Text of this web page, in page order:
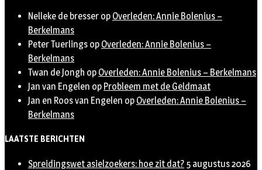
Nelleke de bresser op Overleden: Annie Bolenius –
Berkelmans
Peter Tuerlings op Overleden: Annie Bolenius –
Berkelmans
Twan de Jongh op Overleden: Annie Bolenius – Berkelmans
Jan van Engelen op Probleem met de Geldmaat
Jan en Roos van Engelen op Overleden: Annie Bolenius –
Berkelmans
LAATSTE BERICHTEN
Spreidingswet asielzoekers: hoe zit dat? 5 augustus 2026